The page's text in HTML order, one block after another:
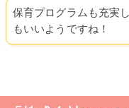
保育プログラムも充実
もいいようですね！